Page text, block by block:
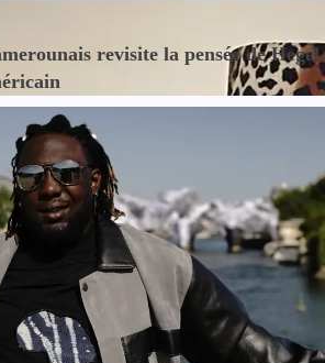
revisite la pensée de Hegel